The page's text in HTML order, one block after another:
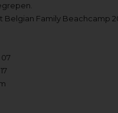
Family Beachcamp